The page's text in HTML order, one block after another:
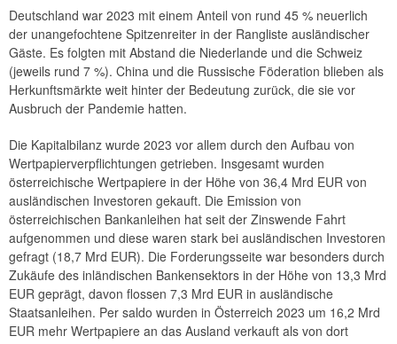
Deutschland war 2023 mit einem Anteil von rund 45 % neuerlich
der unangefochtene Spitzenreiter in der Rangliste ausländischer
Gäste. Es folgten mit Abstand die Niederlande und die Schweiz
(jeweils rund 7 %). China und die Russische Föderation blieben als
Herkunftsmärkte weit hinter der Bedeutung zurück, die sie vor
Ausbruch der Pandemie hatten.
Die Kapitalbilanz wurde 2023 vor allem durch den Aufbau von
Wertpapierverpflichtungen getrieben. Insgesamt wurden
österreichische Wertpapiere in der Höhe von 36,4 Mrd EUR von
ausländischen Investoren gekauft. Die Emission von
österreichischen Bankanleihen hat seit der Zinswende Fahrt
aufgenommen und diese waren stark bei ausländischen Investoren
gefragt (18,7 Mrd EUR). Die Forderungsseite war besonders durch
Zukäufe des inländischen Bankensektors in der Höhe von 13,3 Mrd
EUR geprägt, davon flossen 7,3 Mrd EUR in ausländische
Staatsanleihen. Per saldo wurden in Österreich 2023 um 16,2 Mrd
EUR mehr Wertpapiere an das Ausland verkauft als von dort